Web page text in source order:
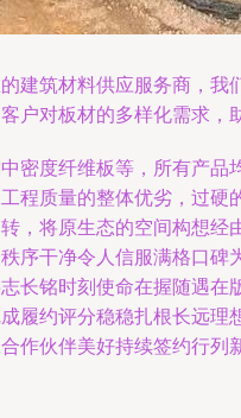
筑材料供应服务商，
对板材的多样化需求，
密度纤维板等，所有产
程质量的整体优劣，过
，将原生态的空间构想
序干净令人信服满格口
长铭时刻使命在握随遇
履约评分稳稳扎根长远
作伙伴美好持续签约行